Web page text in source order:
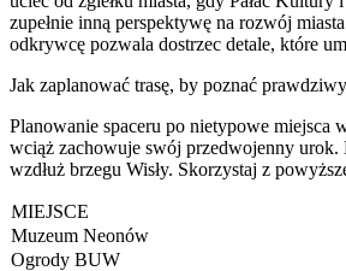
zupełnie inną perspektywę na rozwój
odkrywcę pozwala dostrzec detale, które
Jak zaplanować trasę, by poznać
Planowanie spaceru po nietypowe miejsca
wciąż zachowuje swój przedwojenny urok.
wzdłuż brzegu Wisły. Skorzystaj z
MIEJSCE
Muzeum Neonów
Ogrody BUW